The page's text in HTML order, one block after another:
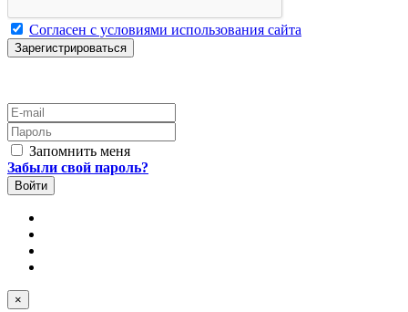
Согласен с условиями использования сайта
E-mail
Пароль
Запомнить меня
Забыли свой пароль?
×